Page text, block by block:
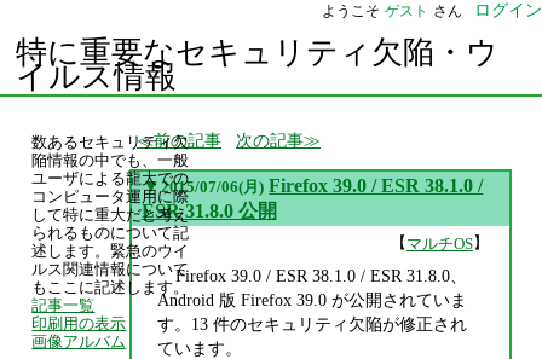
ようこそ ゲスト さん ログイン
特に重要なセキュリティ欠陥・ウ
イルス情報
前の記事 次の記事
▼ 2015/07/06(月) Firefox 39.0 / ESR 38.1.0 /
ESR 31.8.0 公開
【マルチOS】
Firefox 39.0 / ESR 38.1.0 / ESR 31.8.0、
Android 版 Firefox 39.0 が公開されていま
す。13 件のセキュリティ欠陥が修正され
ています。
数あるセキュリティ欠
陥情報の中でも、一般
ユーザによる龍大での
コンピュータ運用に際
して特に重大だと考え
られるものについて記
述します。緊急のウイ
ルス関連情報について
もここに記述します。
記事一覧
印刷用の表示
画像アルバム